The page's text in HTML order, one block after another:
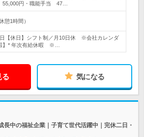
円・職能手当 47…
憩1時間）
【休日】シフト制／月10日休 ※会社カレンダ
】* 年次有給休暇 ※…
る 気になる
長中の福祉企業｜子育て世代活躍中｜完休二日・